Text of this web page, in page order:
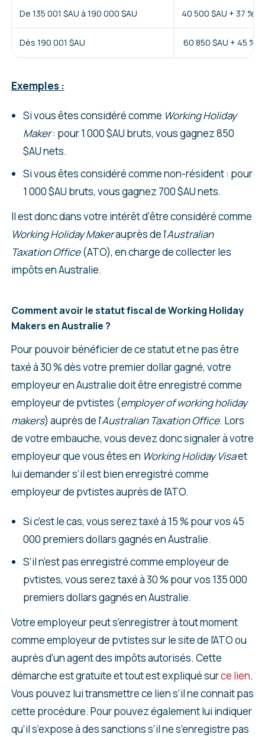
De 135 001 $AU à 190 000 $AU 40 500 $AU + 37 %
Dès 190 001 $AU 60 850 $AU + 45 %
Exemples :
Si vous êtes considéré comme Working Holiday
Maker: pour 1 000 $AU bruts, vous gagnez 850
$AU nets.
Si vous êtes considéré comme non-résident : pour
1 000 $AU bruts, vous gagnez 700 $AU nets.
Il est donc dans votre intérêt d’être considéré comme
Working Holiday Makerauprès de l’Australian
Taxation Office(ATO), en charge de collecter les
impôts en Australie.
Comment avoir le statut fiscal de Working Holiday
Makers en Australie ?
Pour pouvoir bénéficier de ce statut et ne pas être
taxé à 30 % dès votre premier dollar gagné, votre
employeur en Australie doit être enregistré comme
employeur de pvtistes (employer of working holiday
makers) auprès de l’Australian Taxation Office. Lors
de votre embauche, vous devez donc signaler à votre
employeur que vous êtes en Working Holiday Visaet
lui demander s’il est bien enregistré comme
employeur de pvtistes auprès de l’ATO.
Si c’est le cas, vous serez taxé à 15 % pour vos 45
000 premiers dollars gagnés en Australie.
S’il n’est pas enregistré comme employeur de
pvtistes, vous serez taxé à 30 % pour vos 135 000
premiers dollars gagnés en Australie.
Votre employeur peut s’enregistrer à tout moment
comme employeur de pvtistes sur le site de l’ATO ou
auprès d’un agent des impôts autorisés. Cette
démarche est gratuite et tout est expliqué surce lien.
Vous pouvez lui transmettre ce lien s’il ne connait pas
cette procédure. Pour pouvez également lui indiquer
qu’il s’expose à des sanctions s’il ne s’enregistre pas